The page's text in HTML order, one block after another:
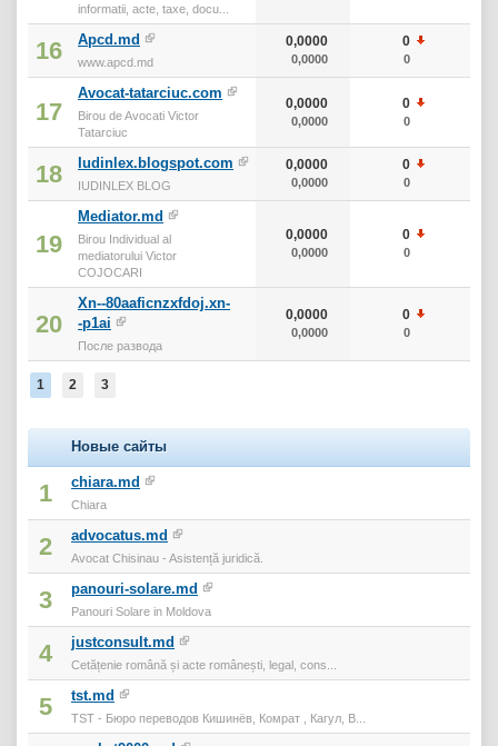
informatii, acte, taxe, docu...
16 Apcd.md
www.apcd.md
0,0000
0,0000
0
0
17
Avocat-tatarciuc.com
Birou de Avocati Victor
Tatarciuc
0,0000
0,0000
0
0
18 Iudinlex.blogspot.com
IUDINLEX BLOG
0,0000
0,0000
0
0
19
Mediator.md
Birou Individual al
mediatorului Victor
COJOCARI
0,0000
0,0000
0
0
20
Xn--80aaficnzxfdoj.xn-
-p1ai
После развода
0,0000
0,0000
0
0
1 2 3
Новые сайты
1 chiara.md
Chiara
2 advocatus.md
Avocat Chisinau - Asistență juridică.
3 panouri-solare.md
Panouri Solare in Moldova
4 justconsult.md
Cetățenie română și acte românești, legal, cons...
5 tst.md
TST - Бюро переводов Кишинёв, Комрат , Кагул, В...